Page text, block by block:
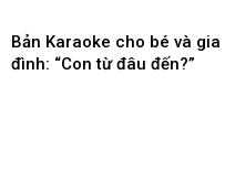
Bản Karaoke cho bé và gia
đình: “Con từ đâu đến?”